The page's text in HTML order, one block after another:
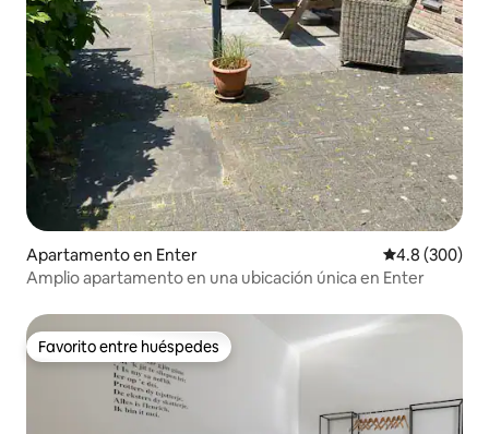
Apartamento en Enter Calificación
4.8 (300)
Amplio apartamento en una ubicación única en Enter
Favorito entre huéspedes
Favorito entre huéspedes